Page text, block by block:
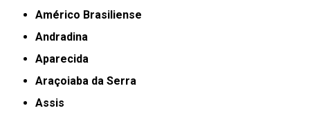
Américo Brasiliense
Andradina
Aparecida
Araçoiaba da Serra
Assis